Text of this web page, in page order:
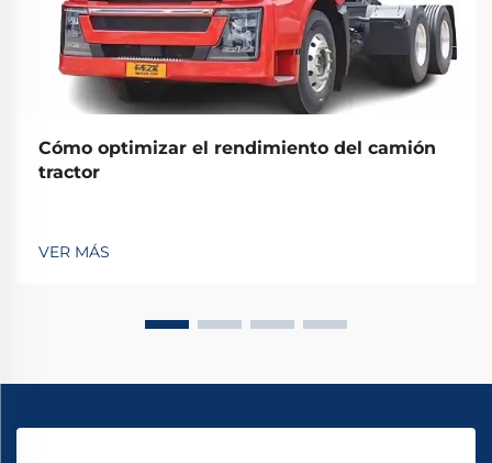
Cómo optimizar el rendimiento del camión
tractor
VER MÁS